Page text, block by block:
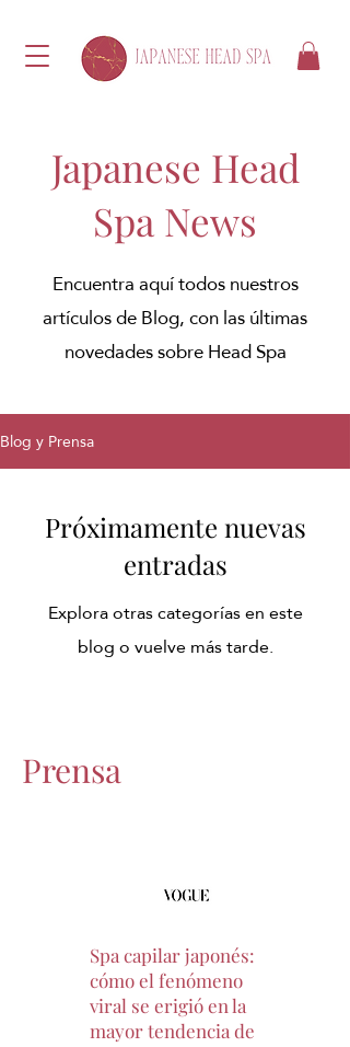
Japanese Head
Spa News
Encuentra aquí todos nuestros
artículos de Blog, con las últimas
novedades sobre Head Spa
Blog y Prensa
Próximamente nuevas
entradas
Explora otras categorías en este
blog o vuelve más tarde.
Prensa
Spa capilar japonés:
cómo el fenómeno
viral se erigió en la
mayor tendencia de